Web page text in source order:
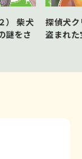
） 柴犬
謎をさ
探偵犬
盗まれ